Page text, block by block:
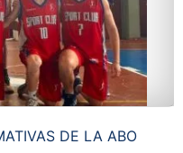
DE LA ABO